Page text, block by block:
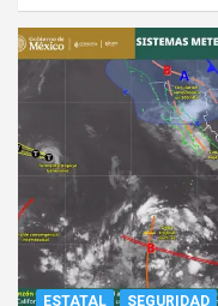
ESTATAL SEGURIDAD